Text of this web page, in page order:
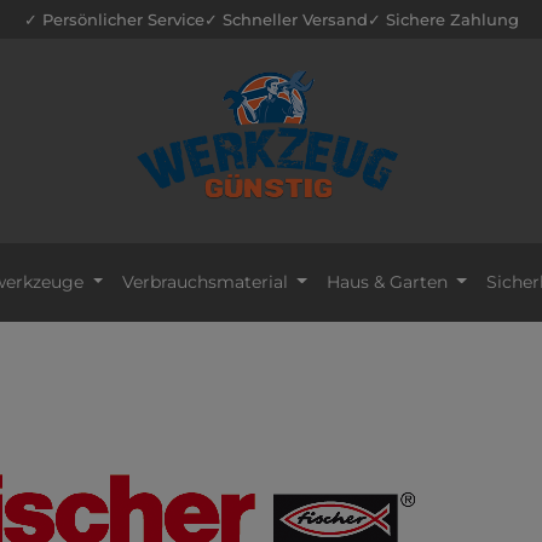
✓ Persönlicher Service✓ Schneller Versand✓ Sichere Zahlung
Verbrauchsmaterial Haus & Garten